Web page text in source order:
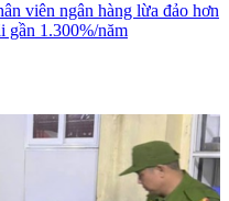
viên ngân hàng lừa đảo hơn
gần 1.300%/năm